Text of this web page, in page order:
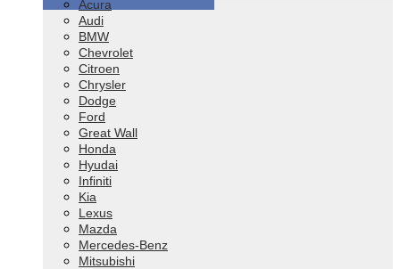
Acura
Audi
BMW
Chevrolet
Citroen
Chrysler
Dodge
Ford
Great Wall
Honda
Hyudai
Infiniti
Kia
Lexus
Mazda
Mercedes-Benz
Mitsubishi